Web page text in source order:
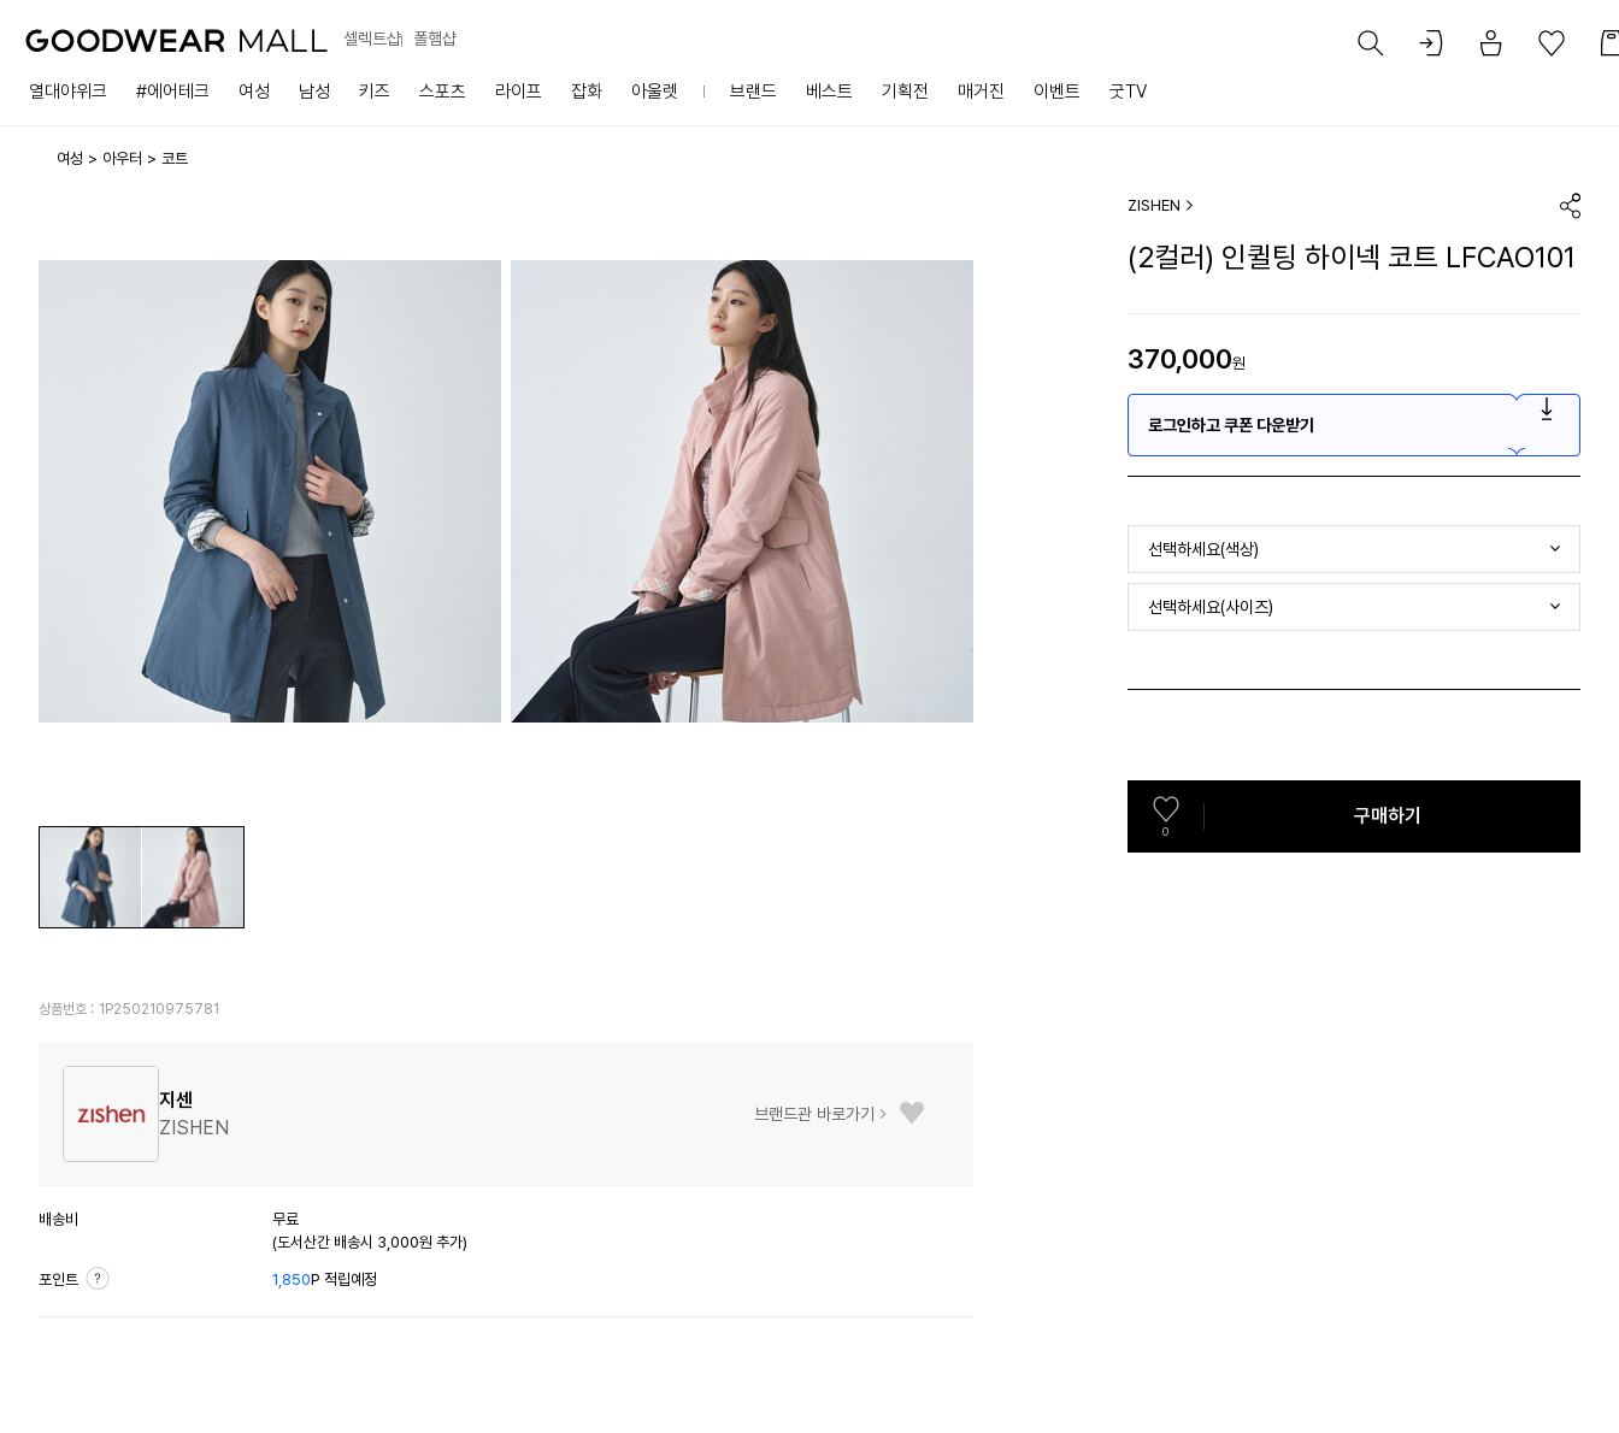
셀렉트샵 폴햄샵
열대야위크 #에어테크 여성 남성 키즈 스포츠 라이프 잡화 아울렛 브랜드 베스트 기획전 매거진 이벤트 굿TV
여성 아우터 코트
상품번호 : 1P250210975781
지센
ZISHEN
브랜드관 바로가기
배송비
무료
(도서산간 배송시 3,000원 추가)
포인트 1,850P 적립예정
ZISHEN
(2컬러) 인퀼팅 하이넥 코트 LFCAO101
370,000원
로그인하고 쿠폰 다운받기
선택하세요(색상)
선택하세요(사이즈)
0
구매하기